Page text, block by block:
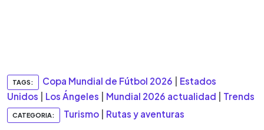
TAGS: Copa Mundial de Fútbol 2026
Estados
Unidos
Los Ángeles Mundial 2026 actualidad Trends
CATEGORIA: Turismo Rutas y aventuras